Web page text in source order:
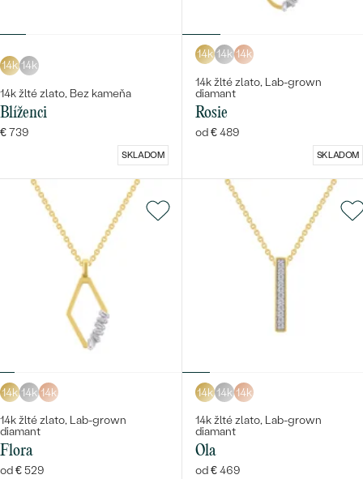
14k 14k
14k žlté zlato, Bez kameňa
Blíženci
€ 739
SKLADOM
14k 14k 14k
14k žlté zlato, Lab-grown
diamant
Rosie
od € 489
SKLADOM
14k 14k 14k
14k žlté zlato, Lab-grown
diamant
Flora
od € 529
14k 14k 14k
14k žlté zlato, Lab-grown
diamant
Ola
od € 469